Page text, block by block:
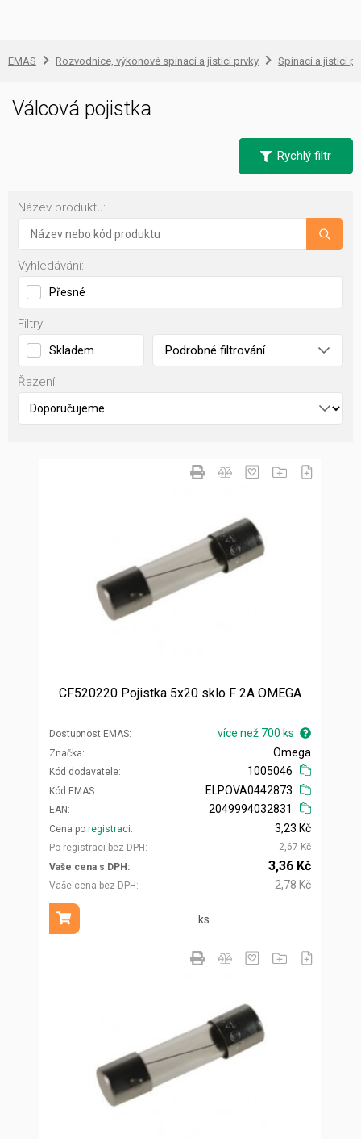
EMAS Rozvodnice, výkonové spínací a jistící prvky Spínací a jistící
Válcová pojistka
Rychlý filtr
Název produktu:
Vyhledávání:
Přesné
Filtry:
Skladem Podrobné filtrování
Řazení:
CF520220 Pojistka 5x20 sklo F 2A OMEGA
Dostupnost EMAS více než 700 ks
Značka
Kód dodavatele
Omega
1005046
Kód EMAS
EAN
ELPOVA0442873
2049994032831
Cena po registraci
Po registraci bez DPH
3,23 Kč
2,67 Kč
Vaše cena s DPH
Vaše cena bez DPH
3,36 Kč
2,78 Kč
ks
Přidat do košíku